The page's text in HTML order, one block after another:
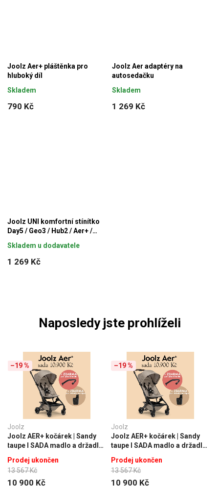
Joolz Aer+ pláštěnka pro
hluboký díl
790 Kč
Skladem
Joolz Aer adaptéry na
autosedačku
1 269 Kč
Skladem
Joolz UNI komfortní stínítko
Day5 / Geo3 / Hub2 / Aer+ /
1 269 Kč
Skladem u dodavatele
Naposledy jste prohlíželi
–19 %
Joolz
Joolz AER+ kočárek | Sandy
taupe l SADA madlo a držadlo
13 567 Kč
10 900 Kč
Prodej ukončen
–19 %
Joolz
Joolz AER+ kočárek | Sandy
taupe l SADA madlo a držadlo
13 567 Kč
10 900 Kč
Prodej ukončen